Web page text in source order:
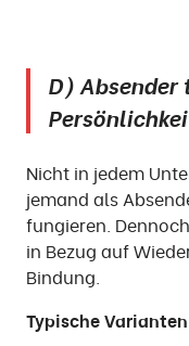
D)
Nicht in jedem
jemand als
fungieren.
in Bezug auf
Bindung.
Typische